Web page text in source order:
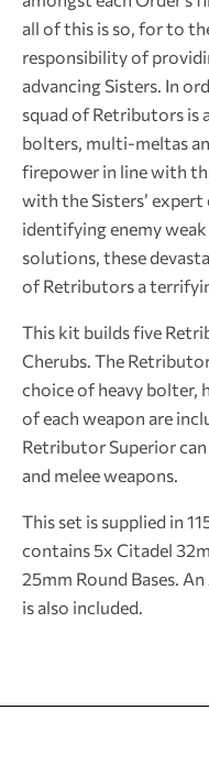
all of this is so, for to
responsibility of
advancing Sisters. In
squad of Retributors is
bolters, multi-meltas
firepower in line with
with the Sisters’
identifying enemy
solutions, these
of Retributors a
This kit builds five
Cherubs. The
choice of heavy bolter,
of each weapon are
Retributor Superior
and melee weapons.
This set is supplied in
contains 5x Citadel
25mm Round Bases.
is also included.